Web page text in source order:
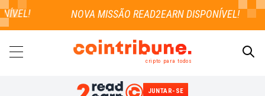
cripto para todos
JUNTAR-SE